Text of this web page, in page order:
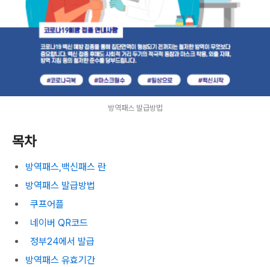
방역패스 발급방법
목차
방역패스,백신패스 란
방역패스 발급방법
쿠프어플
네이버 QR코드
정부24에서 발급
방역패스 유효기간